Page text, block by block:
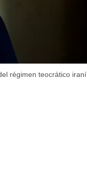
régimen teocrático iraní.